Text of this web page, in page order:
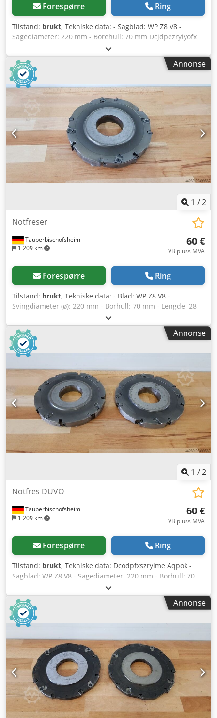
Forespørre Ring
Tilstand: brukt, Tekniske data: - Sagblad: WP Z8 V8 -
Sagediameter: 220 mm - Borehull: 70 mm Dcjdpezryiyofx
Aqpjk - Lengde: 12 mm - Materiale: Stål - Tilgjengelig: 3
Annonse
1 /2
Tauberbischofsheim
1 209 km
Notfreser
60 €
VB pluss MVA
Forespørre Ring
Tilstand: brukt, Tekniske data: - Blad: WP Z8 V8 -
Svingdiameter (ø): 220 mm - Borhull: 70 mm - Lengde: 28
mm - Materiale: Stål Dcjdpezryitsfx Aqpok
Annonse
1 /2
Tauberbischofsheim
1 209 km
Notfres DUVO
60 €
VB pluss MVA
Forespørre Ring
Tilstand: brukt, Tekniske data: Dcodpfxszryime Aqpok -
Sagblad: WP Z8 V8 - Sagediameter: 220 mm - Borhull: 70
mm - Lengde: 25 mm - Materiale: Stål - Tilgjengelig:
1900322
Annonse